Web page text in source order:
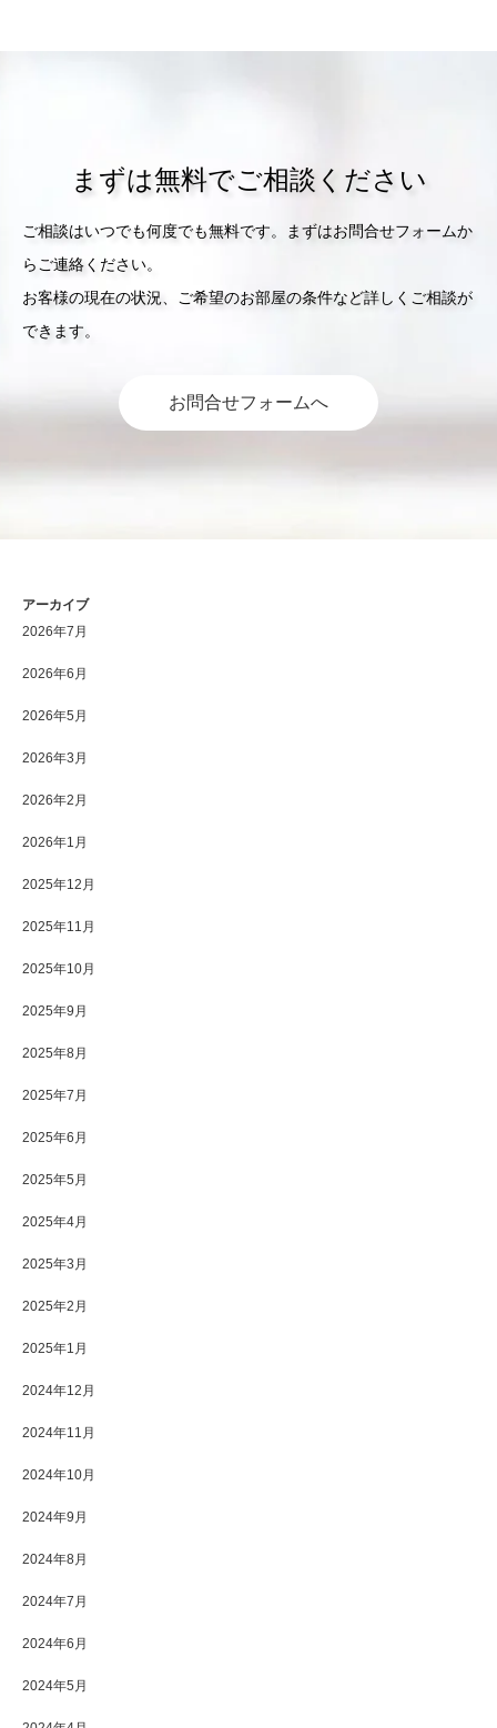
まずは無料でご相談ください
ご相談はいつでも何度でも無料です。まずはお問合せフォームか
らご連絡ください。
お客様の現在の状況、ご希望のお部屋の条件など詳しくご相談が
できます。
お問合せフォームへ
アーカイブ
2026年7月
2026年6月
2026年5月
2026年3月
2026年2月
2026年1月
2025年12月
2025年11月
2025年10月
2025年9月
2025年8月
2025年7月
2025年6月
2025年5月
2025年4月
2025年3月
2025年2月
2025年1月
2024年12月
2024年11月
2024年10月
2024年9月
2024年8月
2024年7月
2024年6月
2024年5月